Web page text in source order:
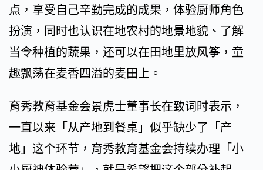
点，享受自己辛勤完成的成果，体验厨师角色
扮演，同时也认识在地农村的地景地貌、了解
当令种植的蔬果，还可以在田地里放风筝，童
趣飘荡在麦香四溢的麦田上。
育秀教育基金会景虎士董事长在致词时表示，
一直以来「从产地到餐桌」似乎缺少了「产
地」这个环节，育秀教育基金会持续办理「小